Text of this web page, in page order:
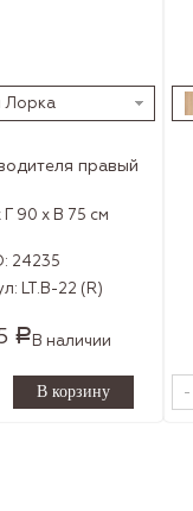
Лорка
правый
90 x В 75 см
24235
LT.В-22 (R)
Р В наличии
-